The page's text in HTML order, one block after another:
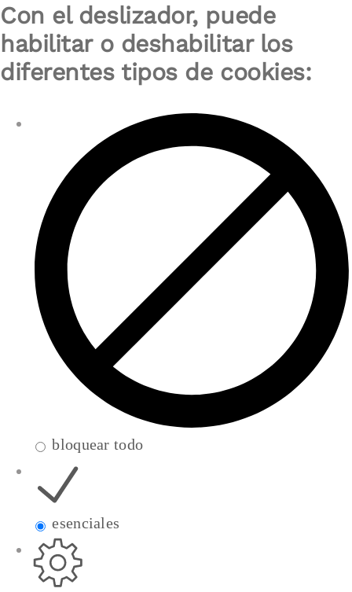
Con el deslizador, puede
habilitar o deshabilitar los
diferentes tipos de cookies:
bloquear todo
esenciales